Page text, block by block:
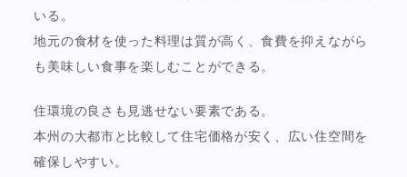
いる。
地元の食材を使った料理は質が高く、食費を抑えながら
も美味しい食事を楽しむことができる。
住環境の良さも見逃せない要素である。
本州の大都市と比較して住宅価格が安く、広い住空間を
確保しやすい。